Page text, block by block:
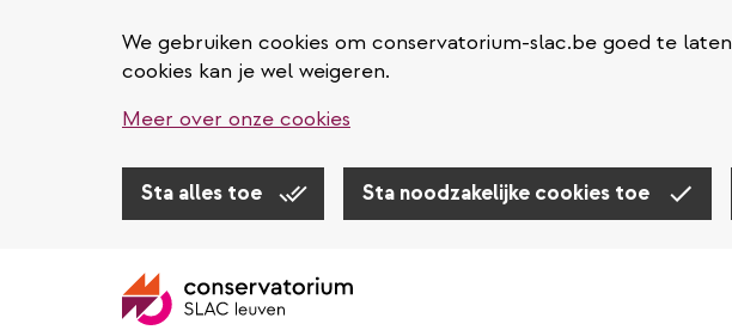
We gebruiken cookies om conservatorium-slac.be goed te
cookies kan je wel weigeren.
Meer over onze cookies
Sta alles toe Sta noodzakelijke cookies toe